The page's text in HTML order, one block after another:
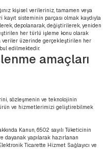
kişisel verileriniz, tamamen veya
kayıt sisteminin parçası olmak kaydıyla
depolanarak, değiştirilerek, yeniden
her türlü işleme konu olarak
veriler üzerinde gerçekleştirilen her
edilmektedir.
amaçları
sözleşmenin ve teknolojinin
ve hizmetlerimizi geliştirebilmek
Kanun, 6502 sayılı Tüketicinin
dayanak yapılarak hazırlanan
Ticarette Hizmet Sağlayıcı ve